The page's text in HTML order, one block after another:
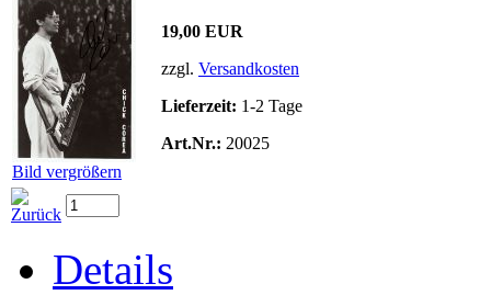
Bild vergrößern
19,00 EUR
zzgl. Versandkosten
Lieferzeit: 1-2 Tage
Art.Nr.: 20025
Details